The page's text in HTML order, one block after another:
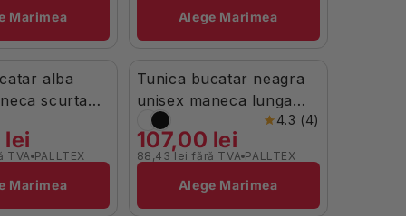
Marimea Alege Marimea
alba
scurta
Nozomi
lei
TVA PALLTEX
Marimea
Stoc Limitat
Tunica bucatar neagra
unisex maneca lunga
poplin 130g Nozomi LS
4.3 (4)
107,00 lei
88,43 lei fără TVA
Brand: PALLTEX
Alege Marimea